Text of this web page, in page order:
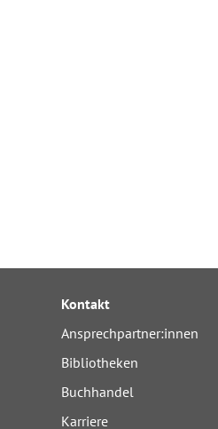
Kontakt
Ansprechpartner:innen
Bibliotheken
Buchhandel
Karriere